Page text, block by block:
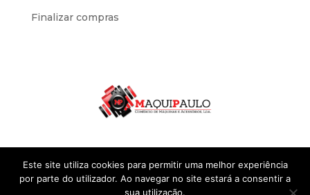
Finalizar compras
Este site utiliza cookies para permitir uma melhor experiência
por parte do utilizador. Ao navegar no site estará a consentir a
sua utilização.